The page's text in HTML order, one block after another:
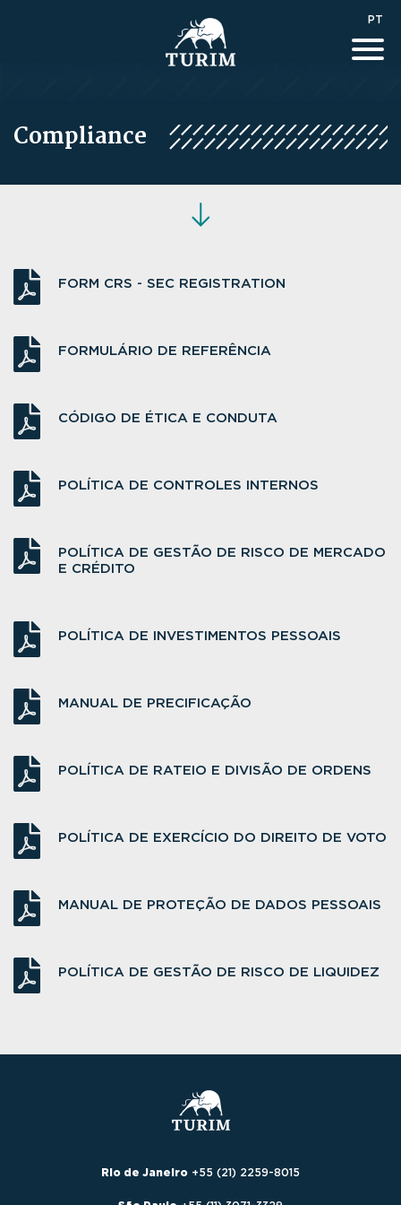
PT
Compliance
FORM CRS - SEC REGISTRATION
FORMULÁRIO DE REFERÊNCIA
CÓDIGO DE ÉTICA E CONDUTA
POLÍTICA DE CONTROLES INTERNOS
POLÍTICA DE GESTÃO DE RISCO DE MERCADO
E CRÉDITO
POLÍTICA DE INVESTIMENTOS PESSOAIS
MANUAL DE PRECIFICAÇÃO
POLÍTICA DE RATEIO E DIVISÃO DE ORDENS
POLÍTICA DE EXERCÍCIO DO DIREITO DE VOTO
MANUAL DE PROTEÇÃO DE DADOS PESSOAIS
POLÍTICA DE GESTÃO DE RISCO DE LIQUIDEZ
Rio de Janeiro +55 (21) 2259-8015